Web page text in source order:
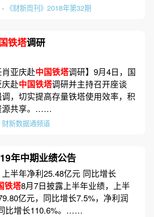
《财新周刊》2018年第32期
铁塔调研
肖亚庆赴中国铁塔调研】9月4日，国
赴中国铁塔调研并主持召开座谈
，切实提高存量铁塔使用效率，积
源共享。……
财新数据通频道
年中期业绩公告
半年净利25.48亿元 同比增长
铁塔8月7日披露上半年业绩，上半
亿元，同比增长7.5%，净利润
比增长110.6%。……